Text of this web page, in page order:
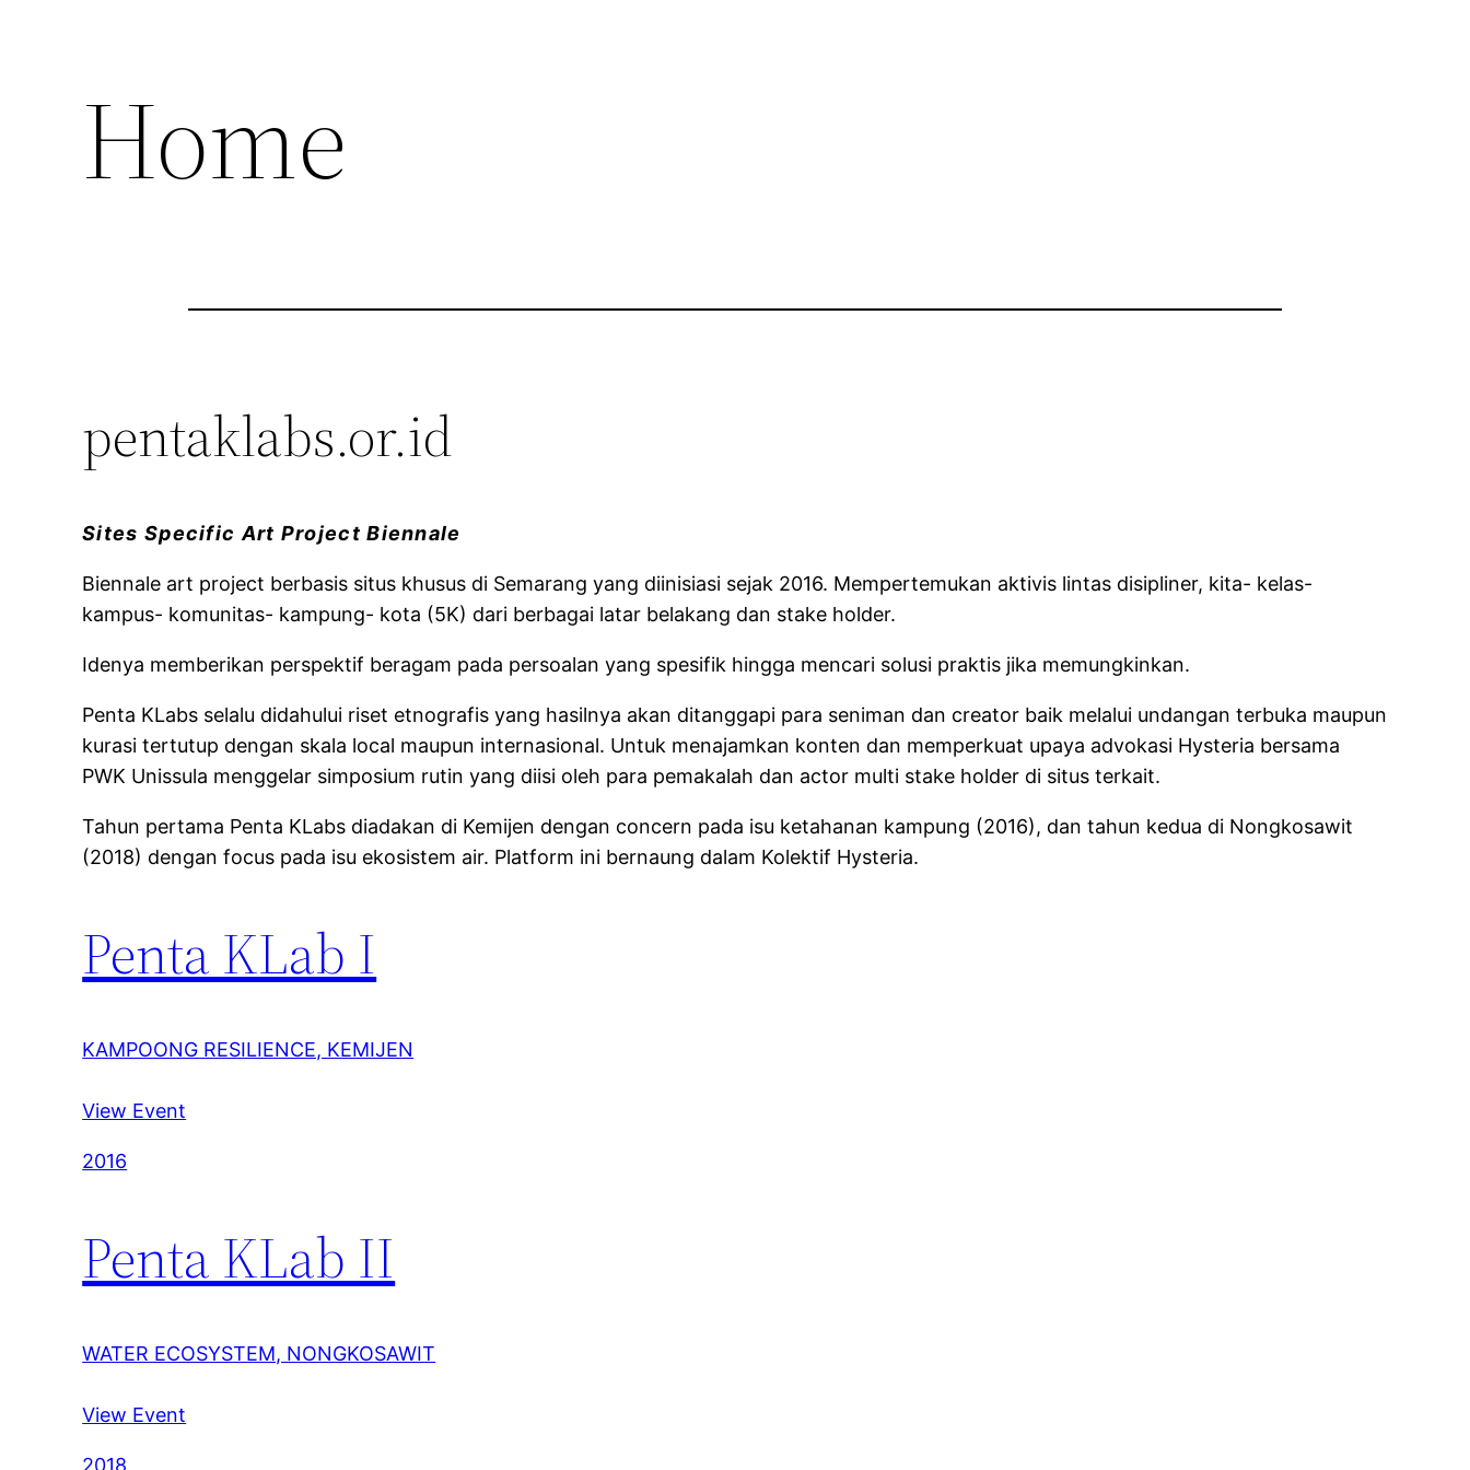
Home
pentaklabs.or.id
Sites Specific Art Project Biennale
Biennale art project berbasis situs khusus di Semarang yang diinisiasi sejak 2016. Mempertemukan aktivis lintas disipliner, kita- kelas-
kampus- komunitas- kampung- kota (5K) dari berbagai latar belakang dan stake holder.
Idenya memberikan perspektif beragam pada persoalan yang spesifik hingga mencari solusi praktis jika memungkinkan.
Penta KLabs selalu didahului riset etnografis yang hasilnya akan ditanggapi para seniman dan creator baik melalui undangan terbuka maupun
kurasi tertutup dengan skala local maupun internasional. Untuk menajamkan konten dan memperkuat upaya advokasi Hysteria bersama
PWK Unissula menggelar simposium rutin yang diisi oleh para pemakalah dan actor multi stake holder di situs terkait.
Tahun pertama Penta KLabs diadakan di Kemijen dengan concern pada isu ketahanan kampung (2016), dan tahun kedua di Nongkosawit
(2018) dengan focus pada isu ekosistem air. Platform ini bernaung dalam Kolektif Hysteria.
Penta KLab I
KAMPOONG RESILIENCE, KEMIJEN
View Event
2016
Penta KLab II
WATER ECOSYSTEM, NONGKOSAWIT
View Event
2018